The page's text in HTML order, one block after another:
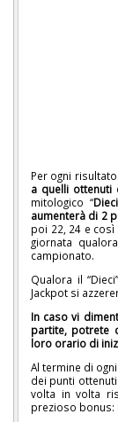
Per ogni
a quelli ottenuti
mitologico “Dieci
aumenterà di 2
poi 22, 24 e
giornata
campionato.
Qualora il
Jackpot si
In caso vi
partite, potrete
loro orario di
Al termine di
dei punti
volta in volta
prezioso bonus: